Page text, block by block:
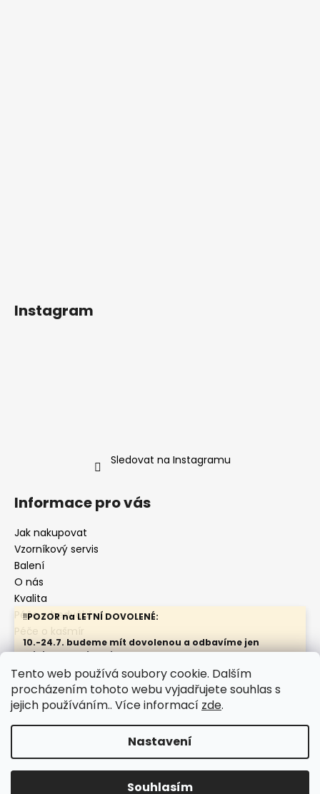
Tento web používá soubory cookie. Dalším
procházením tohoto webu vyjadřujete souhlas s
jejich používáním.. Více informací zde.
Nastavení
Souhlasím
‼️POZOR na LETNÍ DOVOLENÉ:
10.-24.7. budeme mít dovolenou a odbavíme jen
minimum objednávek
Nenechávejte objednávky na poslední chvíli.
Doporučení:
U SATÉNŮ 19m/m barev 51, 54 a 70 zvažte nákup
Větší objednávky nenechávejte na poslední chvíli nebo je
hlaste předem. V exponovaných obdobích si navzájem
berete látky pod rukama. Pak vás musíme zklamat a moc
Instagram
Sledovat na Instagramu
Informace pro vás
Jak nakupovat
Vzorníkový servis
Balení
O nás
Kvalita
Péče o hedvábí
Péče o kašmír
Kontakty Obchodní podmínky
Ochrana osobních údajů Údržba hedbvábí
Copyright 2026Hedvábí metráž. Všechna práva
vyhrazena.